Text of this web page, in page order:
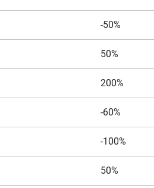
-50%
50%
200%
-60%
-100%
50%